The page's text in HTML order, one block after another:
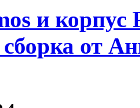
и корпус
сборка от